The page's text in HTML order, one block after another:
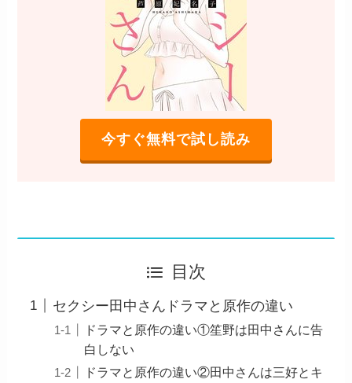
今すぐ無料で試し読み
目次
セクシー田中さんドラマと原作の違い
ドラマと原作の違い①笙野は田中さんに告
白しない
ドラマと原作の違い②田中さんは三好とキ